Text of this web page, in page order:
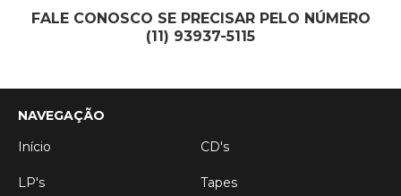
FALE CONOSCO SE PRECISAR PELO NÚMERO
(11) 93937-5115
NAVEGAÇÃO
Início
CD's
LP's Tapes